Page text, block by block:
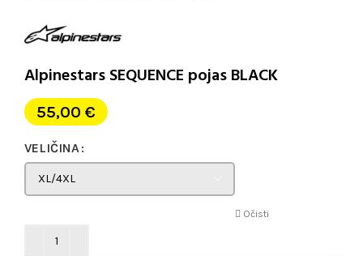
Alpinestars SEQUENCE pojas BLACK
55,00 €
VELIČINA
Očisti